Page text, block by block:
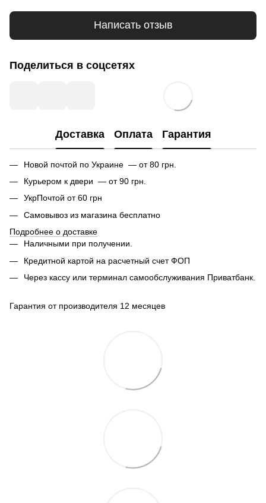
Написать отзыв
Поделиться в соцсетях
Доставка Оплата Гарантия
Новой почтой по Украине — от 80 грн.
Курьером к двери — от 90 грн.
УкрПочтой от 60 грн
Самовывоз из магазина бесплатно
Подробнее о доставке
Наличными при получении.
Кредитной картой на расчетный счет ФОП
Через кассу или терминал самообслуживания Приватбанк.
Гарантия от производителя 12 месяцев